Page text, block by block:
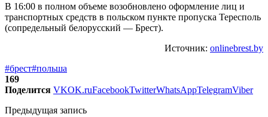
В 16:00 в полном объеме возобновлено оформление лиц и
транспортных средств в польском пункте пропуска Тересполь
(сопредельный белорусский — Брест).
Источник: onlinebrest.by
#брест#польша
169
Поделится VKOK.ruFacebookTwitterWhatsAppTelegramViber
Предыдущая запись